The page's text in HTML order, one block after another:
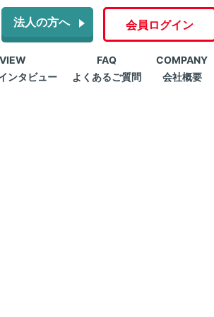
法人の方へ 会員ログイン
ンタビュー
FAQ
よくあるご質問
COMPANY
会社概要